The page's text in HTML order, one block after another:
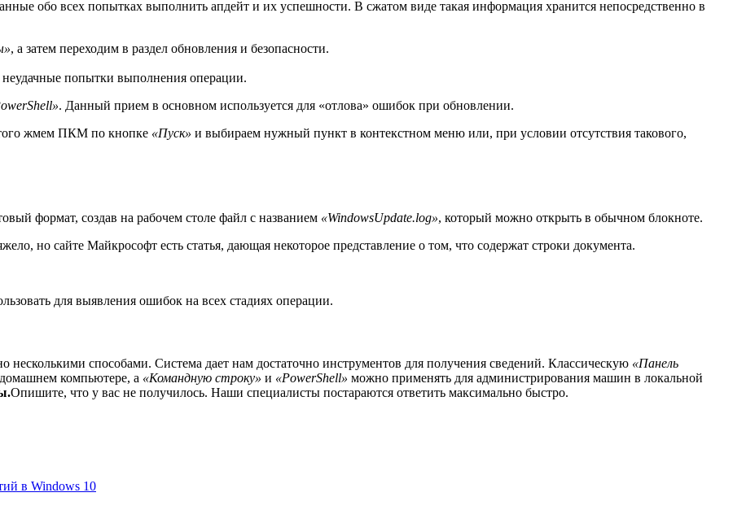
обо всех попытках выполнить апдейт и их успешности. В сжатом виде такая информация хранится непосредственно в
, а затем переходим в раздел обновления и безопасности.
попытки выполнения операции.
. Данный прием в основном используется для «отлова» ошибок при обновлении.
жмем ПКМ по кнопке «Пуск» и выбираем нужный пункт в контекстном меню или, при условии отсутствия такового,
формат, создав на рабочем столе файл с названием «WindowsUpdate.log», который можно открыть в обычном блокноте.
но сайте Майкрософт есть статья, дающая некоторое представление о том, что содержат строки документа.
для выявления ошибок на всех стадиях операции.
способами. Система дает нам достаточно инструментов для получения сведений. Классическую «Панель
компьютере, а «Командную строку» и «PowerShell» можно применять для администрирования машин в локальной
Опишите, что у вас не получилось. Наши специалисты постараются ответить максимально быстро.
в Windows 10